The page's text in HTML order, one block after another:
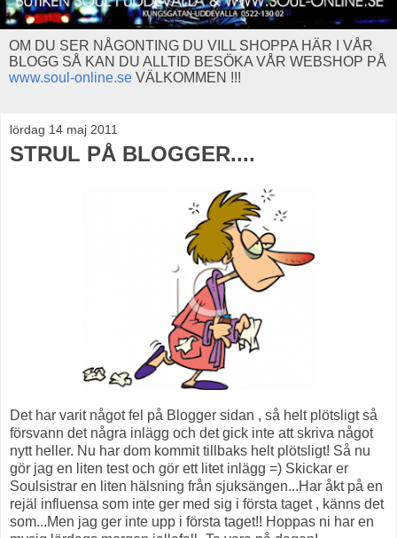
OM DU SER NÅGONTING DU VILL SHOPPA HÄR I VÅR
BLOGG SÅ KAN DU ALLTID BESÖKA VÅR WEBSHOP PÅ
www.soul-online.se VÄLKOMMEN !!!
lördag 14 maj 2011
STRUL PÅ BLOGGER....
Det har varit något fel på Blogger sidan , så helt plötsligt så
försvann det några inlägg och det gick inte att skriva något
nytt heller. Nu har dom kommit tillbaks helt plötsligt! Så nu
gör jag en liten test och gör ett litet inlägg =) Skickar er
Soulsistrar en liten hälsning från sjuksängen...Har åkt på en
rejäl influensa som inte ger med sig i första taget , känns det
som...Men jag ger inte upp i första taget!! Hoppas ni har en